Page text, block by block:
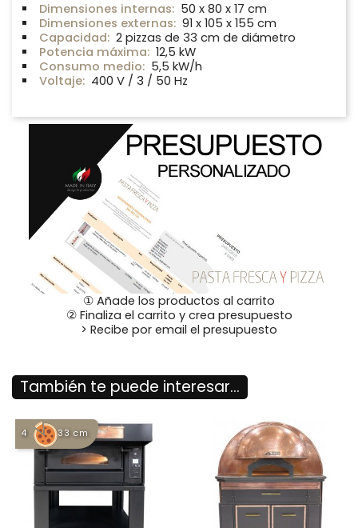
Dimensiones internas: 50 x 80 x 17 cm
Dimensiones externas: 91 x 105 x 155 cm
Capacidad: 2 pizzas de 33 cm de diámetro
Potencia máxima: 12,5 kW
Consumo medio: 5,5 kW/h
Voltaje: 400 V / 3 / 50 Hz
① Añade los productos al carrito
② Finaliza el carrito y crea presupuesto
> Recibe por email el presupuesto
También te puede interesar...
4 33 cm